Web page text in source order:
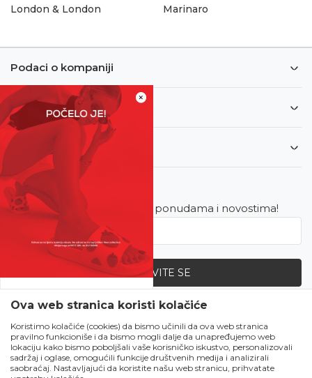
×
SVE UPOLA CIJENE!
Čekanju je kraj!
Počela je omiljena
ljetna akcija u Obući
Metro!
London & London
Marinaro
Podaci o kompaniji
Informacije
Korisnički servis
Newsletter
Budite u toku sa najnovijim ponudama i novostima!
PRIJAVITE SE
Zapratite nas
Ova web stranica koristi kolačiće
Koristimo kolačiće (cookies) da bismo učinili da ova web stranica
pravilno funkcioniše i da bismo mogli dalje da unapređujemo web
lokaciju kako bismo poboljšali vaše korisničko iskustvo, personalizovali
sadržaj i oglase, omogućili funkcije društvenih medija i analizirali
saobraćaj. Nastavljajući da koristite našu web stranicu, prihvatate